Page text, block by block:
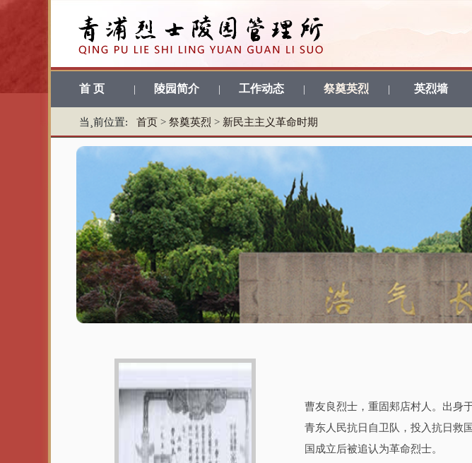
首 页 | 陵园简介 | 工作动态 | 祭奠英烈 | 英烈墙
当¸前位置: 首页 > 祭奠英烈 > 新民主主义革命时期
曹友良烈士，重固郏店村人。出身
青东人民抗日自卫队，投入抗日救
国成立后被追认为革命烈士。